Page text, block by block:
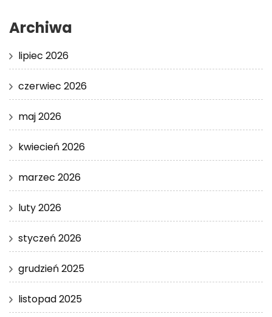
Archiwa
lipiec 2026
czerwiec 2026
maj 2026
kwiecień 2026
marzec 2026
luty 2026
styczeń 2026
grudzień 2025
listopad 2025